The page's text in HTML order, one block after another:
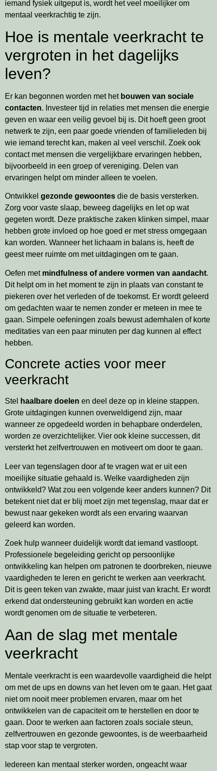
iemand fysiek uitgeput is, wordt het veel moeilijker om
mentaal veerkrachtig te zijn.
Hoe is mentale veerkracht te
vergroten in het dagelijks
leven?
Er kan begonnen worden met het bouwen van sociale
contacten. Investeer tijd in relaties met mensen die energie
geven en waar een veilig gevoel bij is. Dit hoeft geen groot
netwerk te zijn, een paar goede vrienden of familieleden bij
wie iemand terecht kan, maken al veel verschil. Zoek ook
contact met mensen die vergelijkbare ervaringen hebben,
bijvoorbeeld in een groep of vereniging. Delen van
ervaringen helpt om minder alleen te voelen.
Ontwikkel gezonde gewoontes die de basis versterken.
Zorg voor vaste slaap, beweeg dagelijks en let op wat
gegeten wordt. Deze praktische zaken klinken simpel, maar
hebben grote invloed op hoe goed er met stress omgegaan
kan worden. Wanneer het lichaam in balans is, heeft de
geest meer ruimte om met uitdagingen om te gaan.
Oefen met mindfulness of andere vormen van aandacht.
Dit helpt om in het moment te zijn in plaats van constant te
piekeren over het verleden of de toekomst. Er wordt geleerd
om gedachten waar te nemen zonder er meteen in mee te
gaan. Simpele oefeningen zoals bewust ademhalen of korte
meditaties van een paar minuten per dag kunnen al effect
hebben.
Concrete acties voor meer
veerkracht
Stel haalbare doelen en deel deze op in kleine stappen.
Grote uitdagingen kunnen overweldigend zijn, maar
wanneer ze opgedeeld worden in behapbare onderdelen,
worden ze overzichtelijker. Vier ook kleine successen, dit
versterkt het zelfvertrouwen en motiveert om door te gaan.
Leer van tegenslagen door af te vragen wat er uit een
moeilijke situatie gehaald is. Welke vaardigheden zijn
ontwikkeld? Wat zou een volgende keer anders kunnen? Dit
betekent niet dat er blij moet zijn met tegenslag, maar dat er
bewust naar gekeken wordt als een ervaring waarvan
geleerd kan worden.
Zoek hulp wanneer duidelijk wordt dat iemand vastloopt.
Professionele begeleiding gericht op persoonlijke
ontwikkeling kan helpen om patronen te doorbreken, nieuwe
vaardigheden te leren en gericht te werken aan veerkracht.
Dit is geen teken van zwakte, maar juist van kracht. Er wordt
erkend dat ondersteuning gebruikt kan worden en actie
wordt genomen om de situatie te verbeteren.
Aan de slag met mentale
veerkracht
Mentale veerkracht is een waardevolle vaardigheid die helpt
om met de ups en downs van het leven om te gaan. Het gaat
niet om nooit meer problemen ervaren, maar om het
ontwikkelen van de capaciteit om te herstellen en door te
gaan. Door te werken aan factoren zoals sociale steun,
zelfvertrouwen en gezonde gewoontes, is de weerbaarheid
stap voor stap te vergroten.
Iedereen kan mentaal sterker worden, ongeacht waar